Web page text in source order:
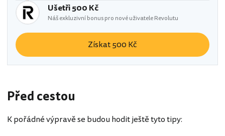
Ušetři 500 Kč
Náš exkluzivní bonus pro nové uživatele Revolutu
Získat 500 Kč
Před cestou
K pořádné výpravě se budou hodit ještě tyto tipy: